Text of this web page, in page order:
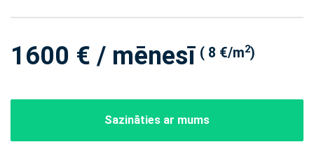
1600 € / mēnesī ( 8 €/m2)
Sazināties ar mums